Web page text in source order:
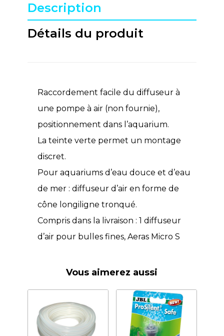
Description
Détails du produit
Raccordement facile du diffuseur à
une pompe à air (non fournie),
positionnement dans l’aquarium.
La teinte verte permet un montage
discret.
Pour aquariums d’eau douce et d’eau
de mer : diffuseur d’air en forme de
cône longiligne tronqué.
Compris dans la livraison : 1 diffuseur
d’air pour bulles fines, Aeras Micro S
Vous aimerez aussi